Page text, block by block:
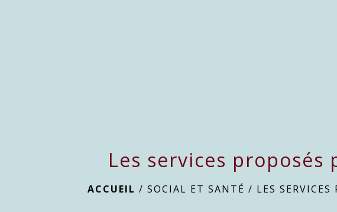
Les services proposés
ACCUEIL / SOCIAL ET SANTÉ / LES SERVICES